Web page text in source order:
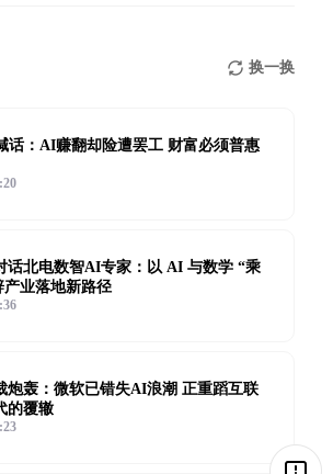
换一换
话：AI赚翻却险遭罢工 财富必须普惠
话北电数智AI专家：以 AI 与数学 “乘
产业落地新路径
炮轰：微软已错失AI浪潮 正重蹈互联
的覆辙